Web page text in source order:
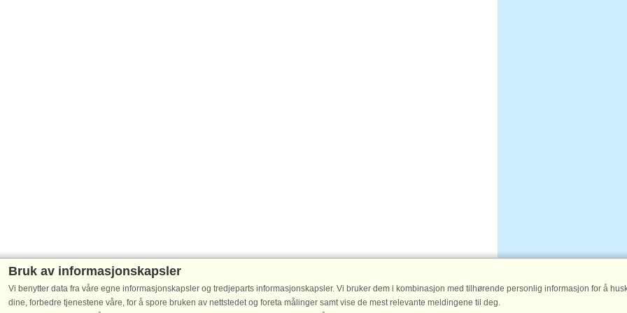
Bruk av informasjonskapsler
Vi benytter data fra våre egne informasjonskapsler og tredjeparts informasjonskapsler. Vi bruker dem i kombinasjon med tilhørende personlig informasjon for å
dine, forbedre tjenestene våre, for å spore bruken av nettstedet og foreta målinger samt vise de mest relevante meldingene til deg.